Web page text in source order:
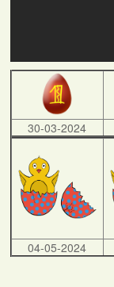
30-03-2024
04-05-2024